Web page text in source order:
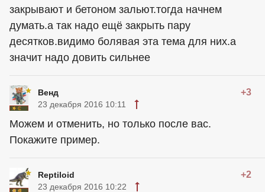
закрывают и бетоном зальют.тогда начнем
думать.а так надо ещё закрыть пару
десятков.видимо болявая эта тема для них.а
значит надо довить сильнее
Венд +3
23 декабря 2016 10:11
Можем и отменить, но только после вас.
Покажите пример.
Reptiloid +2
23 декабря 2016 10:22